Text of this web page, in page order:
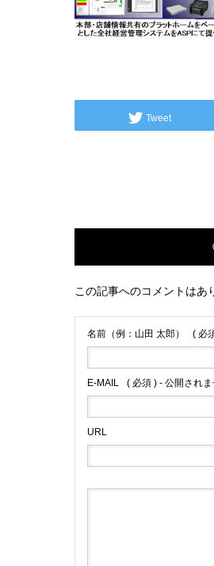
Tweet
この記事へのコメントはあ
名前（例：山田 太郎） ( 必
E-MAIL ( 必須 ) - 公開され
URL